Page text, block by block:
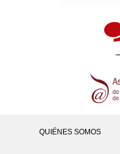
QUIÉNES SOMOS